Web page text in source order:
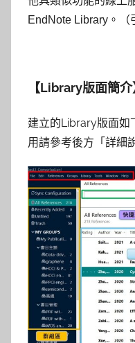
EndNote Library。（
【Library版面簡介
建立的Library版面如
用請參考後方「詳細